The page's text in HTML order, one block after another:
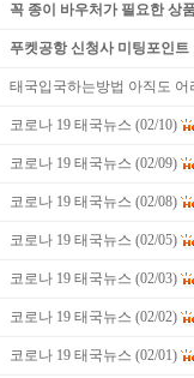
꼭 종이 바우처가 필요한 상
푸켓공항 신청사 미팅포인트
태국입국하는방법 아직도 어
코로나 19 태국뉴스 (02/10)
코로나 19 태국뉴스 (02/09)
코로나 19 태국뉴스 (02/08)
코로나 19 태국뉴스 (02/05)
코로나 19 태국뉴스 (02/03)
코로나 19 태국뉴스 (02/02)
코로나 19 태국뉴스 (02/01)